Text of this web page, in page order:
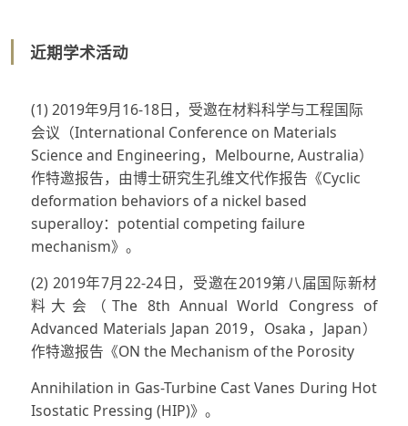
近期学术活动
(1) 2019年9月16-18日，受邀在材料科学与工程国际
会议（International Conference on Materials
Science and Engineering，Melbourne, Australia）
作特邀报告，由博士研究生孔维文代作报告《Cyclic
deformation behaviors of a nickel based
superalloy：potential competing failure
mechanism》。
(2) 2019年7月22-24日，受邀在2019第八届国际新材
料大会（The 8th Annual World Congress of
Advanced Materials Japan 2019，Osaka，Japan）
作特邀报告《ON the Mechanism of the Porosity
Annihilation in Gas-Turbine Cast Vanes During Hot
Isostatic Pressing (HIP)》。